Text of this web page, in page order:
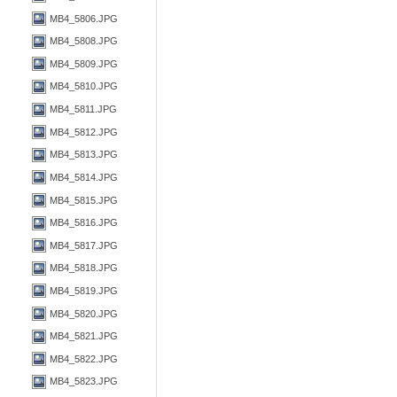
MB4_5806.JPG
MB4_5808.JPG
MB4_5809.JPG
MB4_5810.JPG
MB4_5811.JPG
MB4_5812.JPG
MB4_5813.JPG
MB4_5814.JPG
MB4_5815.JPG
MB4_5816.JPG
MB4_5817.JPG
MB4_5818.JPG
MB4_5819.JPG
MB4_5820.JPG
MB4_5821.JPG
MB4_5822.JPG
MB4_5823.JPG